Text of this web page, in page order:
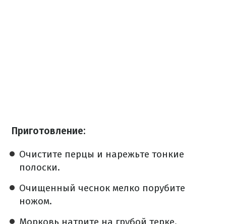
Приготовление:
Очистите перцы и нарежьте тонкие
полоски.
Очищенный чеснок мелко порубите
ножом.